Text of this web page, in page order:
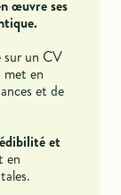
votre
,
œuvre ses
sur un CV
met en
et de
et
en